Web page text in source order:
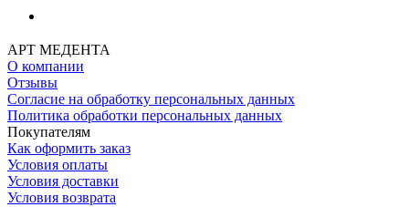
АРТ МЕДЕНТА
О компании
Отзывы
Согласие на обработку персональных данных
Политика обработки персональных данных
Покупателям
Как оформить заказ
Условия оплаты
Условия доставки
Условия возврата